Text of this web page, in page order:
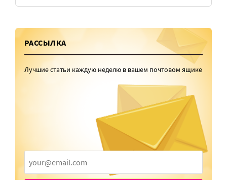
РАССЫЛКА
Лучшие статьи каждую неделю в вашем почтовом ящике